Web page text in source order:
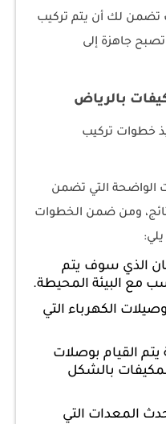
تضمن لك أن يتم تركيب
تصبح جاهزة إلى
بالرياض
خطوات تركيب
الواضحة التي تضمن
ومن ضمن الخطوات
الذي سوف يتم
مع البيئة المحيطة.
الكهرباء التي
يتم القيام بوصلات
بالشكل
المعدات التي